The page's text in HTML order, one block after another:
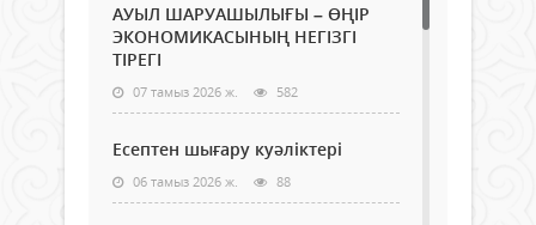
АУЫЛ ШАРУАШЫЛЫҒЫ – ӨҢІР
ЭКОНОМИКАСЫНЫҢ НЕГІЗГІ
ТІРЕГІ
07 тамыз 2026 ж. 582
Есептен шығару куәліктері
06 тамыз 2026 ж. 88